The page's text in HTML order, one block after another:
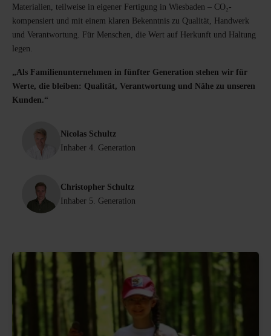
Materialien, teilweise in eigener Fertigung in Wiesbaden – CO₂-
kompensiert und mit einem klaren Bekenntnis zu Qualität, Handwerk
und Verantwortung. Für Menschen, die Wert auf Herkunft und Haltung
legen.
„Als Familienunternehmen in fünfter Generation stehen wir für
Werte, die bleiben: Qualität, Verantwortung und Nähe zu unseren
Kunden.“
Nicolas Schultz
Inhaber 4. Generation
Christopher Schultz
Inhaber 5. Generation